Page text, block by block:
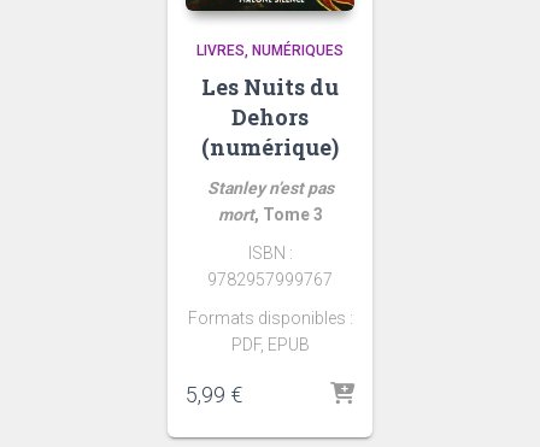
LIVRES NUMÉRIQUES
Les Nuits du
Dehors
(numérique)
Stanley n’est pas
mort, Tome 3
ISBN :
9782957999767
Formats disponibles :
PDF, EPUB
5,99 €